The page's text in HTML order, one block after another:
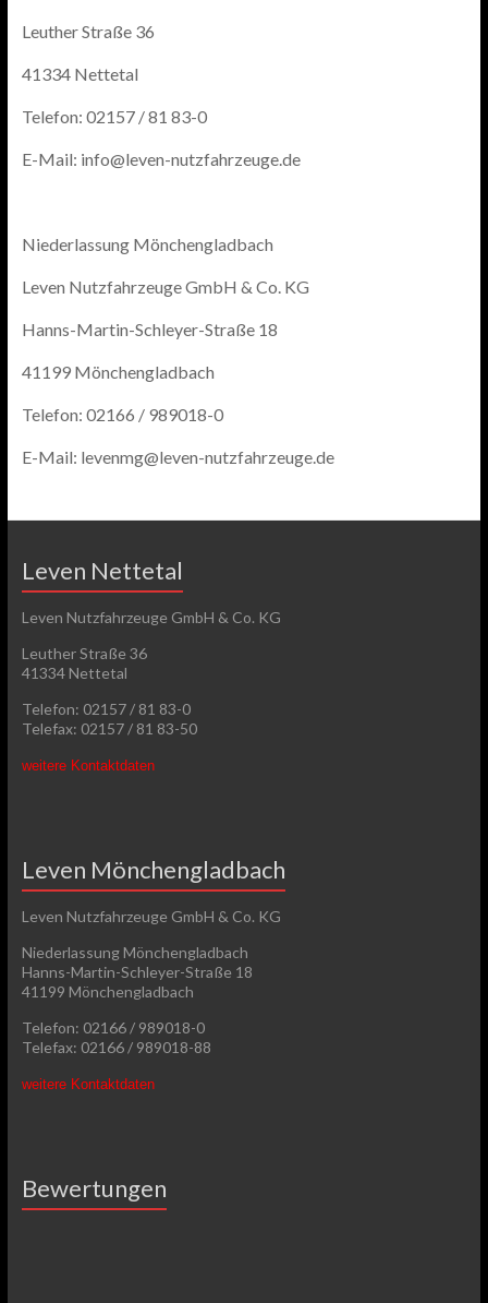
Leuther Straße 36
41334 Nettetal
Telefon: 02157 / 81 83-0
E-Mail: info@leven-nutzfahrzeuge.de
Niederlassung Mönchengladbach
Leven Nutzfahrzeuge GmbH & Co. KG
Hanns-Martin-Schleyer-Straße 18
41199 Mönchengladbach
Telefon: 02166 / 989018-0
E-Mail: levenmg@leven-nutzfahrzeuge.de
Leven Nettetal
Leven Nutzfahrzeuge GmbH & Co. KG
Leuther Straße 36
41334 Nettetal
Telefon: 02157 / 81 83-0
Telefax: 02157 / 81 83-50
weitere Kontaktdaten
Leven Mönchengladbach
Leven Nutzfahrzeuge GmbH & Co. KG
Niederlassung Mönchengladbach
Hanns-Martin-Schleyer-Straße 18
41199 Mönchengladbach
Telefon: 02166 / 989018-0
Telefax: 02166 / 989018-88
weitere Kontaktdaten
Bewertungen